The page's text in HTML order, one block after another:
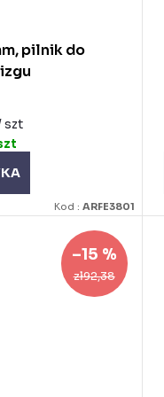
pilnik do
szt
Kod : ARFE3801
zł92,38
–15 %